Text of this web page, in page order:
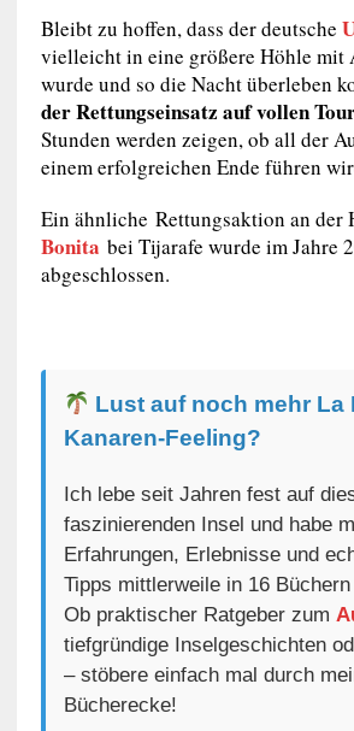
Bleibt zu hoffen, dass der deutsche
vielleicht in eine größere Höhle mit
wurde und so die Nacht überleben
der Rettungseinsatz auf vollen
Stunden werden zeigen, ob all der
einem erfolgreichen Ende führen
Ein ähnliche Rettungsaktion an der
Bonita bei Tijarafe wurde im Jahre
abgeschlossen.
Lust auf noch mehr La
Kanaren-Feeling?
Ich lebe seit Jahren fest auf
faszinierenden Insel und habe
Erfahrungen, Erlebnisse und
Tipps mittlerweile in 16
Ob praktischer Ratgeber zum
tiefgründige Inselgeschichten
– stöbere einfach mal durch
Bücherecke!